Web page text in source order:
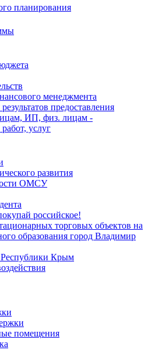
планирования
менеджмента
предоставления
ИП, физ. лицам -
услуг
развития
ОМСУ
российское!
торговых объектов на
образования город Владимир
Крым
помещения